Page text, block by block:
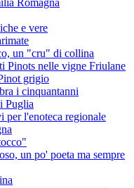
Romagna
e vere
un "cru" di collina
Pinots nelle vigne Friulane
grigio
i cinquantanni
Puglia
per l'enoteca regionale
un po' poeta ma sempre